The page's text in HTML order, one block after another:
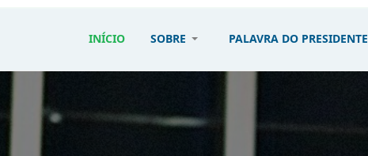
INÍCIO SOBRE PALAVRA DO PRESIDENTE